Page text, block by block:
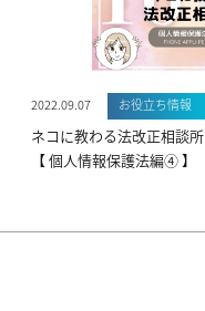
2022.09.07 お役立ち情報
ネコに教わる法改正相談所
【 個人情報保護法編④ 】